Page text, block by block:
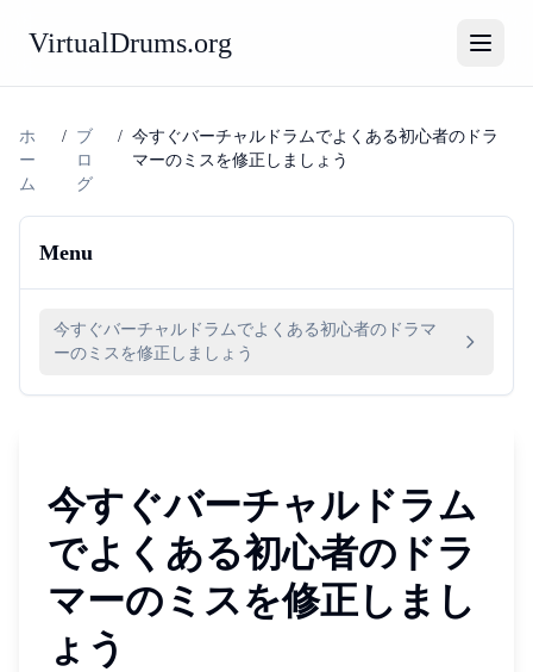
VirtualDrums.org
ホ
ー
ム
/
ブ
ロ
グ
/ 今すぐバーチャルドラムでよくある初心者のドラ
マーのミスを修正しましょう
Menu
今すぐバーチャルドラムでよくある初心者のドラマ
ーのミスを修正しましょう
今すぐバーチャルドラム
でよくある初心者のドラ
マーのミスを修正しまし
ょう